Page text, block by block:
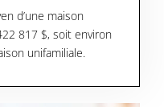
d’une maison
817 $, soit environ
unifamiliale.